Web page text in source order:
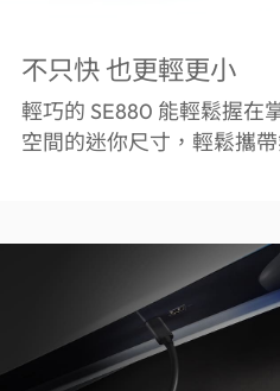
不只快 也更輕更小
輕巧的 SE880 能輕鬆握在
空間的迷你尺寸，輕鬆攜帶